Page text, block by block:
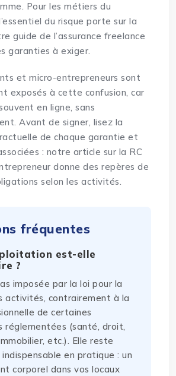
Pour les métiers du
du risque porte sur la
guide de l’assurance freelance
garanties à exiger.
et micro-entrepreneurs sont
exposés à cette confusion, car
en ligne, sans
Avant de signer, lisez la
de chaque garantie et
: notre article sur la RC
donne des repères de
selon les activités.
fréquentes
est-elle
?
imposée par la loi pour la
activités, contrairement à la
de certaines
réglementées (santé, droit,
etc.). Elle reste
en pratique : un
corporel dans vos locaux